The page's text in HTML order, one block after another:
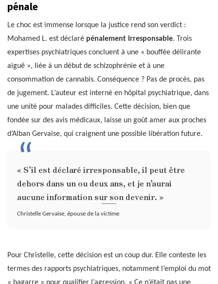
pénale
Le choc est immense lorsque la justice rend son verdict :
Mohamed L. est déclaré pénalement irresponsable. Trois
expertises psychiatriques concluent à une « bouffée délirante
aiguë », liée à un début de schizophrénie et à une
consommation de cannabis. Conséquence ? Pas de procès, pas
de jugement. L’auteur est interné en hôpital psychiatrique, dans
une unité pour malades difficiles. Cette décision, bien que
fondée sur des avis médicaux, laisse un goût amer aux proches
d’Alban Gervaise, qui craignent une possible libération future.
« S’il est déclaré irresponsable, il peut être
dehors dans un ou deux ans, et je n’aurai
aucune information sur son devenir. »
Christelle Gervaise, épouse de la victime
Pour Christelle, cette décision est un coup dur. Elle conteste les
termes des rapports psychiatriques, notamment l’emploi du mot